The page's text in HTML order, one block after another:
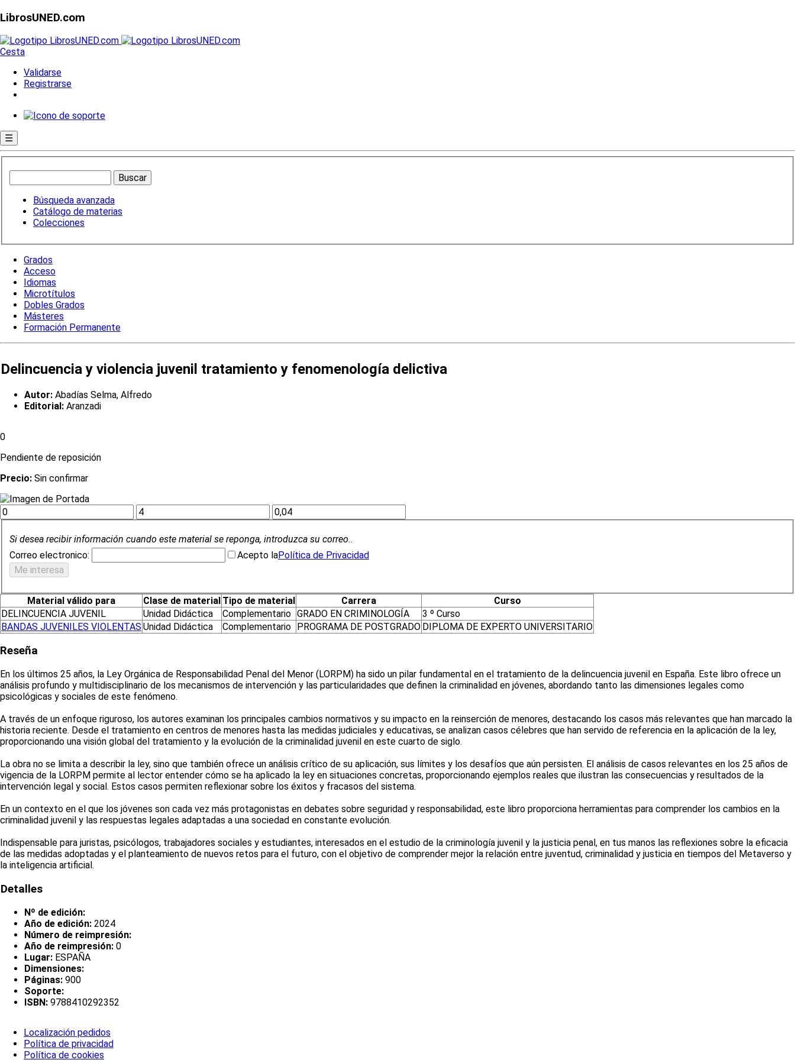
LibrosUNED.com
Cesta
Validarse
Registrarse
☰
Búsqueda avanzada
Catálogo de materias
Colecciones
Grados
Acceso
Idiomas
Microtítulos
Dobles Grados
Másteres
Formación Permanente
Delincuencia y violencia juvenil tratamiento y fenomenología delictiva
Autor: Abadías Selma, Alfredo
Editorial: Aranzadi
0
Pendiente de reposición
Precio: Sin confirmar
Si desea recibir información cuando este material se reponga, introduzca su correo..
Correo electronico:
Acepto laPolítica de Privacidad
Material válido para Clase de material Tipo de material Carrera
Curso
DELINCUENCIA JUVENIL
Unidad Didáctica Complementario GRADO EN CRIMINOLOGÍA
3 º Curso
BANDAS JUVENILES VIOLENTAS Unidad Didáctica Complementario PROGRAMA DE POSTGRADO DIPLOMA DE EXPERTO UNIVERSITARIO
Reseña
En los últimos 25 años, la Ley Orgánica de Responsabilidad Penal del Menor (LORPM) ha sido un pilar fundamental en el tratamiento de la delincuencia juvenil en España. Este libro ofrece un
análisis profundo y multidisciplinario de los mecanismos de intervención y las particularidades que definen la criminalidad en jóvenes, abordando tanto las dimensiones legales como
psicológicas y sociales de este fenómeno.
A través de un enfoque riguroso, los autores examinan los principales cambios normativos y su impacto en la reinserción de menores, destacando los casos más relevantes que han marcado la
historia reciente. Desde el tratamiento en centros de menores hasta las medidas judiciales y educativas, se analizan casos célebres que han servido de referencia en la aplicación de la ley,
proporcionando una visión global del tratamiento y la evolución de la criminalidad juvenil en este cuarto de siglo.
La obra no se limita a describir la ley, sino que también ofrece un análisis crítico de su aplicación, sus límites y los desafíos que aún persisten. El análisis de casos relevantes en los 25 años de
vigencia de la LORPM permite al lector entender cómo se ha aplicado la ley en situaciones concretas, proporcionando ejemplos reales que ilustran las consecuencias y resultados de la
intervención legal y social. Estos casos permiten reflexionar sobre los éxitos y fracasos del sistema.
En un contexto en el que los jóvenes son cada vez más protagonistas en debates sobre seguridad y responsabilidad, este libro proporciona herramientas para comprender los cambios en la
criminalidad juvenil y las respuestas legales adaptadas a una sociedad en constante evolución.
Indispensable para juristas, psicólogos, trabajadores sociales y estudiantes, interesados en el estudio de la criminología juvenil y la justicia penal, en tus manos las reflexiones sobre la eficacia
de las medidas adoptadas y el planteamiento de nuevos retos para el futuro, con el objetivo de comprender mejor la relación entre juventud, criminalidad y justicia en tiempos del Metaverso y
la inteligencia artificial.
Detalles
Nº de edición:
Año de edición: 2024
Número de reimpresión:
Año de reimpresión: 0
Lugar: ESPAÑA
Dimensiones:
Páginas: 900
Soporte:
ISBN: 9788410292352
Localización pedidos
Política de privacidad
Política de cookies